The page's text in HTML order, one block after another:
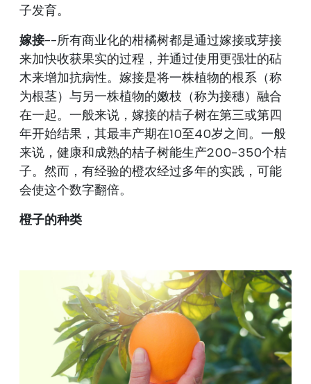
子发育。
嫁接--所有商业化的柑橘树都是通过嫁接或芽接
来加快收获果实的过程，并通过使用更强壮的砧
木来增加抗病性。嫁接是将一株植物的根系（称
为根茎）与另一株植物的嫩枝（称为接穗）融合
在一起。一般来说，嫁接的桔子树在第三或第四
年开始结果，其最丰产期在10至40岁之间。一般
来说，健康和成熟的桔子树能生产200-350个桔
子。然而，有经验的橙农经过多年的实践，可能
会使这个数字翻倍。
橙子的种类